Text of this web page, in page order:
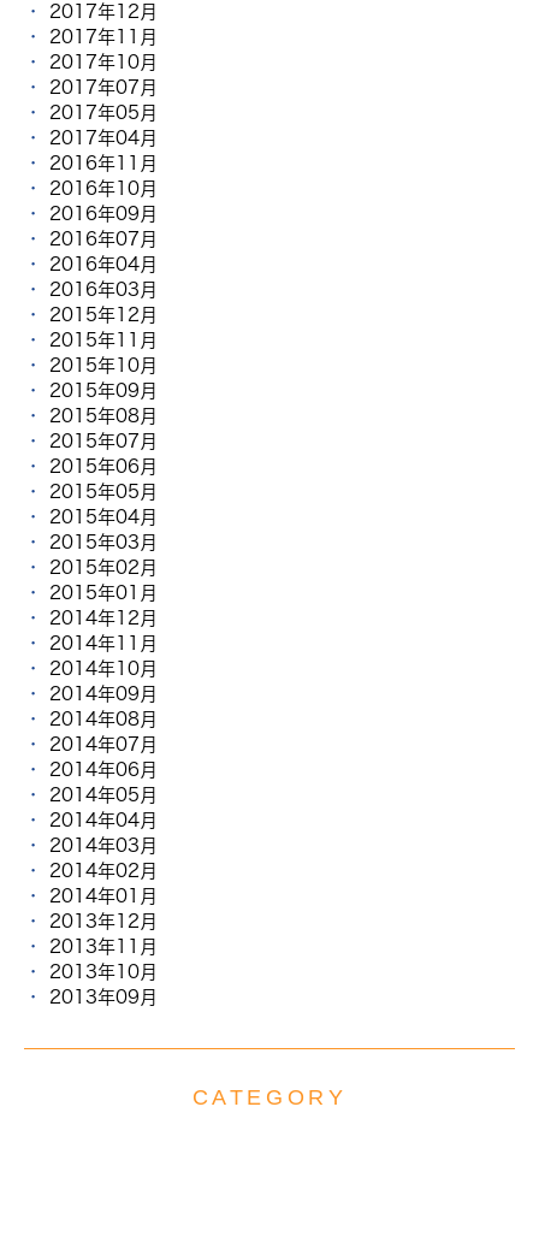
2017年12月
2017年11月
2017年10月
2017年07月
2017年05月
2017年04月
2016年11月
2016年10月
2016年09月
2016年07月
2016年04月
2016年03月
2015年12月
2015年11月
2015年10月
2015年09月
2015年08月
2015年07月
2015年06月
2015年05月
2015年04月
2015年03月
2015年02月
2015年01月
2014年12月
2014年11月
2014年10月
2014年09月
2014年08月
2014年07月
2014年06月
2014年05月
2014年04月
2014年03月
2014年02月
2014年01月
2013年12月
2013年11月
2013年10月
2013年09月
CATEGORY